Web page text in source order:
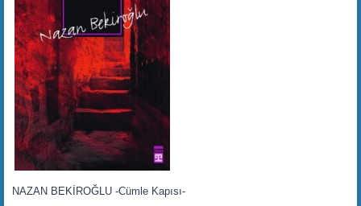
NAZAN BEKİROĞLU -Cümle Kapısı-